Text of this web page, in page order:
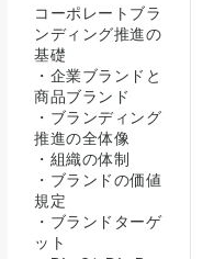
コーポレートブラ
ンディング推進の
基礎
・企業ブランドと
商品ブランド
・ブランディング
推進の全体像
・組織の体制
・ブランドの価値
規定
・ブランドターゲ
ット